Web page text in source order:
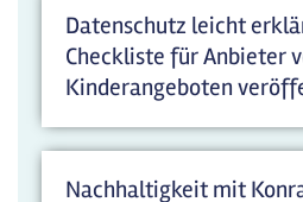
Datenschutz leicht
Checkliste für Anbieter
Kinderangeboten
Nachhaltigkeit mit